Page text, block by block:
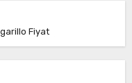
Fiyat